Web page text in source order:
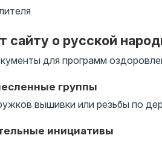
о русской
для программ
группы
вышивки или резьбы по
инициативы